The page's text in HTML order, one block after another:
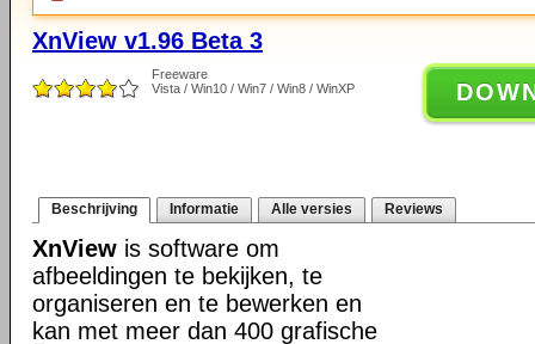
XnView v1.96 Beta 3
Freeware
Vista / Win10 / Win7 / Win8 / WinXP
Beschrijving Informatie Alle versies Reviews
XnView is software om
afbeeldingen te bekijken, te
organiseren en te bewerken en
kan met meer dan 400 grafische